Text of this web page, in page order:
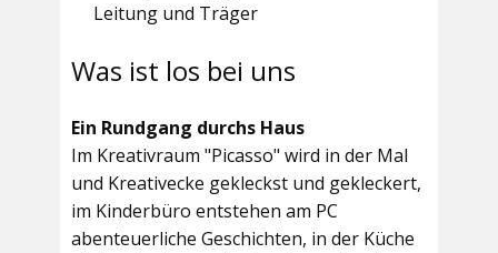
Leitung und Träger
Was ist los bei uns
Ein Rundgang durchs Haus
Im Kreativraum "Picasso" wird in der Mal
und Kreativecke gekleckst und gekleckert,
im Kinderbüro entstehen am PC
abenteuerliche Geschichten, in der Küche